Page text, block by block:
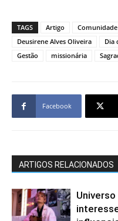
TAGS Artigo
Deusirene Alves Oliveira
Dia
Gestão
missionária
Facebook
ARTIGOS RELACIONADOS